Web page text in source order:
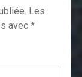
Les
avec *